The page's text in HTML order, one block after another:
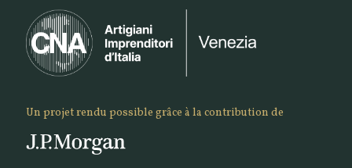
Un projet rendu possible grâce à la contribution de